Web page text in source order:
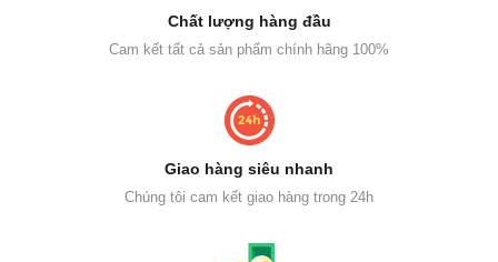
Chất lượng hàng đầu
Cam kết tất cả sản phẩm chính hãng 100%
Giao hàng siêu nhanh
Chúng tôi cam kết giao hàng trong 24h